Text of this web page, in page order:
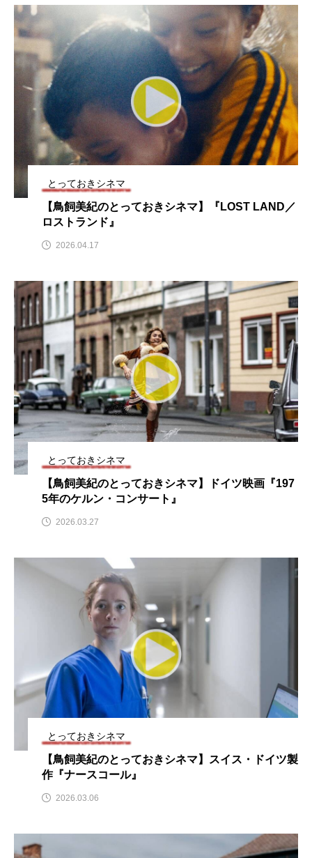
HONEY FM IT’S OKAY！ J-POP
JAZZ KADOKAWA KDDI
LATE SHIFT Let's 追求 The 牛肉
lets追求the牛肉 LOST LAND
MOCOコレクション オムニバス
Playground/校庭
ROKKO森の音ミュージアム
SANDA ORGANIC VILLAGE MEETINGのつながるラジオ
SDGs・タイプスマート農業推進プロジェクト関西学院
AgriNOVA
SIKIガーデン Autumn Season
Singing with a smile snowwhite
SPOTTED PRODUCTIONS/TWIN
SUNSUNキッズ
This is SUEKI We Live In Time
「THE オリバーな犬、（Gosh!!）このヤロウMOVIE」
『今日の空が一番好き、とまだ言えない僕は』
あいはらひろゆき
あかしあジュニア合唱団「さくらんぼ」
あかしあ台小学校
あっぷっぷのぷ～
あの歌を憶えている
とっておきシネマ
【鳥飼美紀のとっておきシネマ】『LOST LAND／
ロストランド』
2026.04.17
とっておきシネマ
【鳥飼美紀のとっておきシネマ】ドイツ映画『197
5年のケルン・コンサート』
2026.03.27
とっておきシネマ
【鳥飼美紀のとっておきシネマ】スイス・ドイツ製
作『ナースコール』
2026.03.06